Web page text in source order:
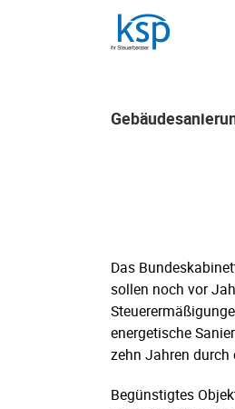
Das
sollen noch vor
energetische
zehn Jahren durch
Begünstigtes